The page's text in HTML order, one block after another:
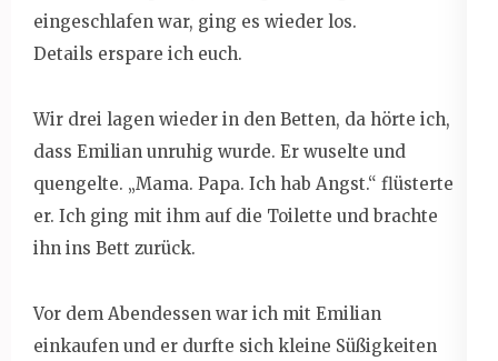
eingeschlafen war, ging es wieder los.
Details erspare ich euch.
Wir drei lagen wieder in den Betten, da hörte ich,
dass Emilian unruhig wurde. Er wuselte und
quengelte. „Mama. Papa. Ich hab Angst.“ flüsterte
er. Ich ging mit ihm auf die Toilette und brachte
ihn ins Bett zurück.
Vor dem Abendessen war ich mit Emilian
einkaufen und er durfte sich kleine Süßigkeiten